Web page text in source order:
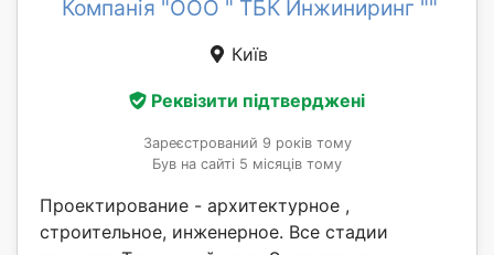
Компанія "ООО " ТБК Инжиниринг ""
Київ
Реквізити підтверджені
Зареєстрований 9 років тому
Був на сайті 5 місяців тому
Проектирование - архитектурное ,
строительное, инженерное. Все стадии